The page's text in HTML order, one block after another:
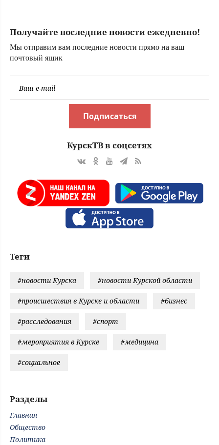
Получайте последние новости ежедневно!
Мы отправим вам последние новости прямо на ваш
почтовый ящик
Подписаться
КурскТВ в соцсетях
Теги
#новости Курска #новости Курской области
#происшествия в Курске и области #бизнес
#расследования #спорт
#мероприятия в Курске #медицина
#социальное
Разделы
Главная
Общество
Политика